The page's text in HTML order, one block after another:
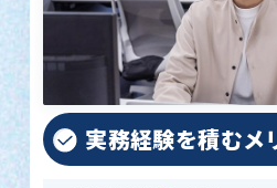
実務経験を積むメ